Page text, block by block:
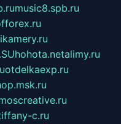
music8.spb.ru
hohota.netalimy.ru
otdelkaexp.ru
c.ru